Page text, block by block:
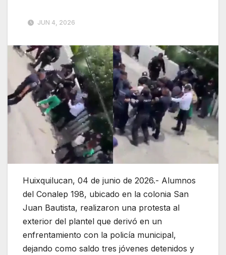
JUN 4, 2026
Huixquilucan, 04 de junio de 2026.- Alumnos
del Conalep 198, ubicado en la colonia San
Juan Bautista, realizaron una protesta al
exterior del plantel que derivó en un
enfrentamiento con la policía municipal,
dejando como saldo tres jóvenes detenidos y